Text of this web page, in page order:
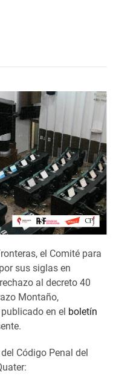
el Comité para
sus siglas en
al decreto 40
Montaño,
en el boletín
Código Penal del